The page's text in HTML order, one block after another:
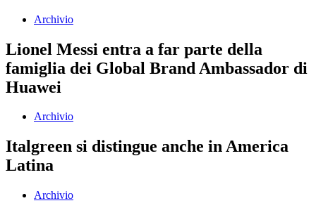
Archivio
Lionel Messi entra a far parte della
famiglia dei Global Brand Ambassador di
Huawei
Archivio
Italgreen si distingue anche in America
Latina
Archivio